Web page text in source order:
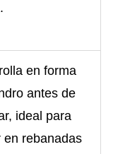
en forma
antes de
ideal para
en rebanadas